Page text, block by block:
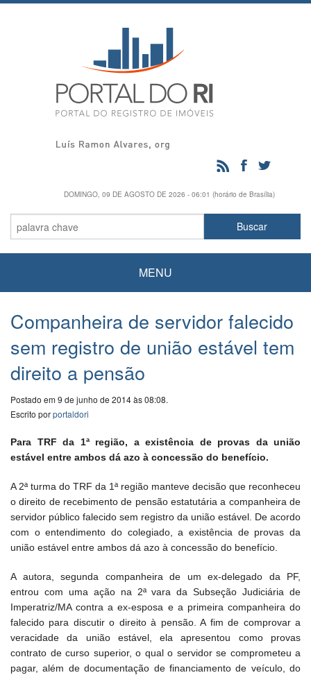
DOMINGO, 09 DE AGOSTO DE 2026 - 06:01 (horário de Brasília)
MENU
Companheira de servidor falecido
sem registro de união estável tem
direito a pensão
Postado em 9 de junho de 2014 às 08:08.
Escrito porportaldori
Para TRF da 1ª região, a existência de provas da união
estável entre ambos dá azo à concessão do benefício.
A 2ª turma do TRF da 1ª região manteve decisão que reconheceu
o direito de recebimento de pensão estatutária a companheira de
servidor público falecido sem registro da união estável. De acordo
com o entendimento do colegiado, a existência de provas da
união estável entre ambos dá azo à concessão do benefício.
A autora, segunda companheira de um ex-delegado da PF,
entrou com uma ação na 2ª vara da Subseção Judiciária de
Imperatriz/MA contra a ex-esposa e a primeira companheira do
falecido para discutir o direito à pensão. A fim de comprovar a
veracidade da união estável, ela apresentou como provas
contrato de curso superior, o qual o servidor se comprometeu a
pagar, além de documentação de financiamento de veículo, do